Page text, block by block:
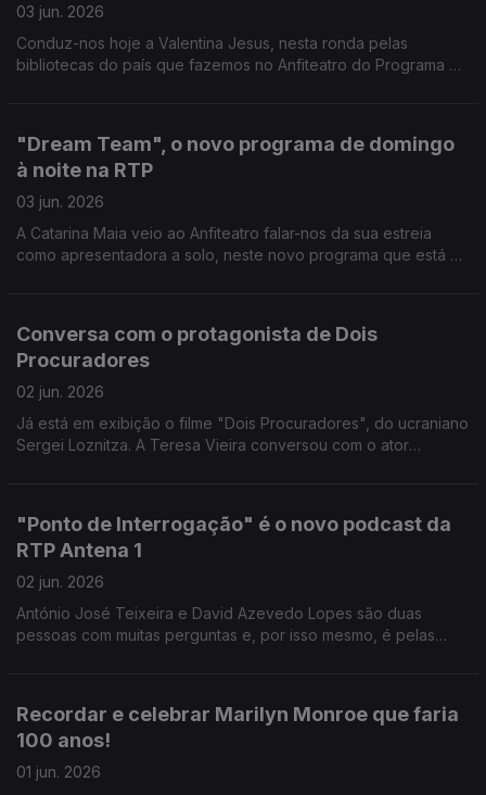
03 jun. 2026
Conduz-nos hoje a Valentina Jesus, nesta ronda pelas
bibliotecas do país que fazemos no Anfiteatro do Programa da
"Dream Team", o novo programa de domingo
à noite na RTP
03 jun. 2026
A Catarina Maia veio ao Anfiteatro falar-nos da sua estreia
como apresentadora a solo, neste novo programa que está a
Conversa com o protagonista de Dois
Procuradores
02 jun. 2026
Já está em exibição o filme "Dois Procuradores", do ucraniano
Sergei Loznitza. A Teresa Vieira conversou com o ator
"Ponto de Interrogação" é o novo podcast da
RTP Antena 1
02 jun. 2026
António José Teixeira e David Azevedo Lopes são duas
pessoas com muitas perguntas e, por isso mesmo, é pelas
Recordar e celebrar Marilyn Monroe que faria
100 anos!
01 jun. 2026